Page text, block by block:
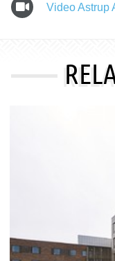
Video Astrup